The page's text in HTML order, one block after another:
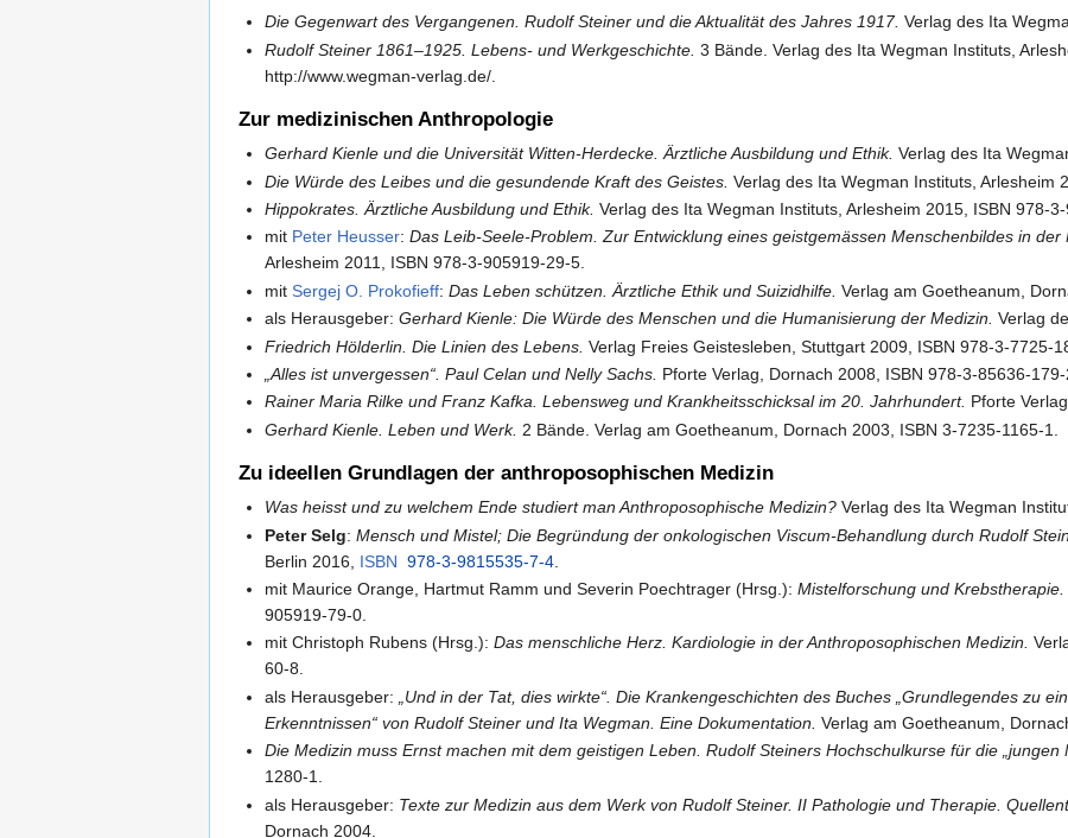
Die Gegenwart des Vergangenen. Rudolf Steiner und die Aktualität des Jahres 1917. Verlag des Ita
Rudolf Steiner 1861–1925. Lebens- und Werkgeschichte. 3 Bände. Verlag des Ita Wegman Instituts,
http://www.wegman-verlag.de/.
Zur medizinischen Anthropologie
Gerhard Kienle und die Universität Witten-Herdecke. Ärztliche Ausbildung und Ethik. Verlag des Ita
Die Würde des Leibes und die gesundende Kraft des Geistes. Verlag des Ita Wegman Instituts, Arlesheim
Hippokrates. Ärztliche Ausbildung und Ethik. Verlag des Ita Wegman Instituts, Arlesheim 2015, ISBN 978-3-
mit Peter Heusser:Das Leib-Seele-Problem. Zur Entwicklung eines geistgemässen Menschenbildes in
Arlesheim 2011, ISBN 978-3-905919-29-5.
mitSergej O. Prokofieff:Das Leben schützen. Ärztliche Ethik und Suizidhilfe. Verlag am Goetheanum,
als Herausgeber:Gerhard Kienle: Die Würde des Menschen und die Humanisierung der Medizin. Verlag
Friedrich Hölderlin. Die Linien des Lebens. Verlag Freies Geistesleben, Stuttgart 2009, ISBN 978-3-7725-
„Alles ist unvergessen“. Paul Celan und Nelly Sachs. Pforte Verlag, Dornach 2008, ISBN 978-3-85636-179-
Rainer Maria Rilke und Franz Kafka. Lebensweg und Krankheitsschicksal im 20. Jahrhundert. Pforte
Gerhard Kienle. Leben und Werk. 2 Bände. Verlag am Goetheanum, Dornach 2003, ISBN 3-7235-1165-1.
Zu ideellen Grundlagen der anthroposophischen Medizin
Was heisst und zu welchem Ende studiert man Anthroposophische Medizin? Verlag des Ita Wegman
Peter Selg:Mensch und Mistel; Die Begründung der onkologischen Viscum-Behandlung durch Rudolf
Berlin 2016, ISBN 978-3-9815535-7-4
mit Maurice Orange, Hartmut Ramm und Severin Poechtrager (Hrsg.):Mistelforschung und Krebstherapie.
905919-79-0.
mit Christoph Rubens (Hrsg.):Das menschliche Herz. Kardiologie in der Anthroposophischen Medizin.
60-8.
als Herausgeber:
„Und in der Tat, dies wirkte“. Die Krankengeschichten des Buches „Grundlegendes zu
Erkenntnissen“ von Rudolf Steiner und Ita Wegman. Eine Dokumentation. Verlag am Goetheanum,
Die Medizin muss Ernst machen mit dem geistigen Leben. Rudolf Steiners Hochschulkurse für die „jungen
1280-1.
als Herausgeber: Texte zur Medizin aus dem Werk von Rudolf Steiner. II Pathologie und Therapie.
Dornach 2004.